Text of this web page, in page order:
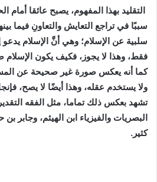
التقليد بهذا المفهوم، يصبح عائقا أمام
سببًا في تراجع التعايش والتعاونِ فيما
سلبية عن الإسلام؛ وهي أنَّ الإسلام
فقط، وهذا لا يجوز، فكيف يكون الإسلام
كما أنه يعكس صورة غير صحيحة عن
ولا يستخدم عقله، وهذا أيضًا لا يصح،
تشهد بعكس ذلك تماما، مثل الفقه
البصريات والفيزياء ابن الهيثم، وجابر
كثير.